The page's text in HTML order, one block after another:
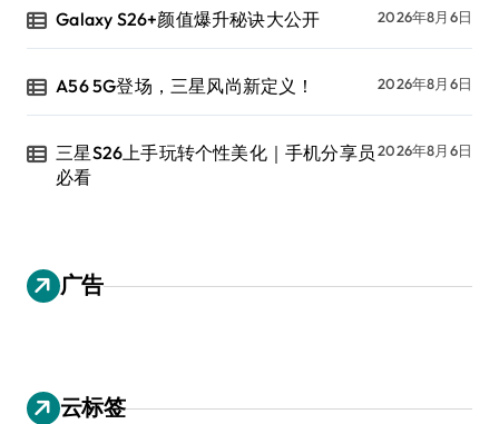
Galaxy S26+颜值爆升秘诀大公开 2026年8月6日
A56 5G登场，三星风尚新定义！ 2026年8月6日
三星S26上手玩转个性美化｜手机分享员
必看
2026年8月6日
广告
云标签